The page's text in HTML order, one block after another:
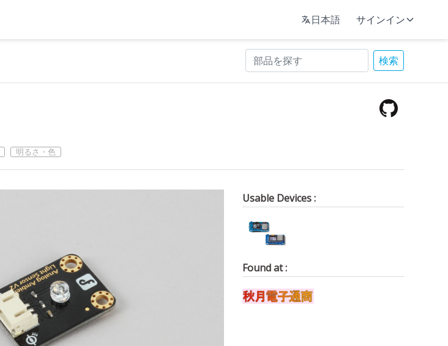
日本語 サインイン
検索
明るさ・色
Usable Devices :
Found at :